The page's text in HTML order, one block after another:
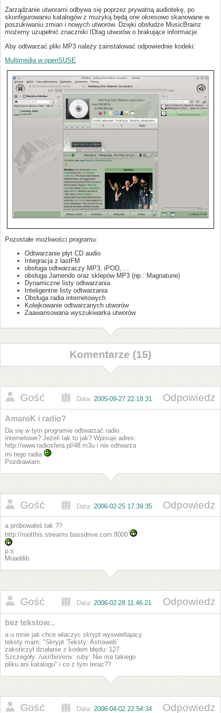
Zarządzanie utworami odbywa się poprzez prywatną audiotekę, po
skonfigurowaniu katalogów z muzyką będą one okresowo skanowane w
poszukiwaniu zmian i nowych utworów. Dzięki obsłudze MusicBrainz
możemy uzupełnić znaczniki IDtag utworów o brakujące informacje.
Aby odtwarzać pliki MP3 należy zainstalować odpowiednie kodeki:
Multimedia w openSUSE
Pozostałe możliwości programu:
Odtwarzanie płyt CD audio
Integracja z lastFM
obsługa odtwarzaczy MP3, iPOD, ...
obsługa Jamendo oraz sklepów MP3 (np.: Magnatune)
Dynamiczne listy odtwarzania
Inteligentne listy odtwarzania
Obsługa radia internetowych
Kolejkowanie odtwarzanych utworów
Zaawansowana wyszukiwarka utworów
Komentarze (15)
Gość Data: 2005-09-27 22:18:31 Odpowiedz
AmaroK i radio?
Da się w tym programie odtwarzać radio
internetowe? Jeżeli tak to jak? Wpisuje adres:
http://www.radiosfera.pl/48.m3u i nie odtwarza
mi tego radia
Pozdrawiam.
Gość Data: 2006-02-25 17:39:35 Odpowiedz
a próbowałeś tak ??
http://rootthis.streams.bassdrive.com:8000
p.s
Muaddib
Gość Data: 2006-02-28 11:46:21 Odpowiedz
bez tekstow...
a u mnie jak chce wlaczyc skrypt wyswietlajacy
teksty mam: "Skrypt 'Teksty: Astraweb'
zakończył działanie z kodem błędu: 127
Szczegóły: /usr/bin/env: ruby: Nie ma takiego
pliku ani katalogu" i co z tym teraz??
Gość Data: 2006-04-02 22:54:34 Odpowiedz